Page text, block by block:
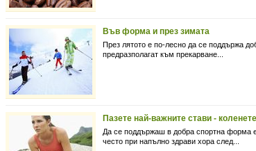
Във форма и през зимата
През лятото е по-лесно да се поддържа
предразполагат към прекарване...
Пазете най-важните стави - коленете
Да се поддържаш в добра спортна форма
често при напълно здрави хора след...